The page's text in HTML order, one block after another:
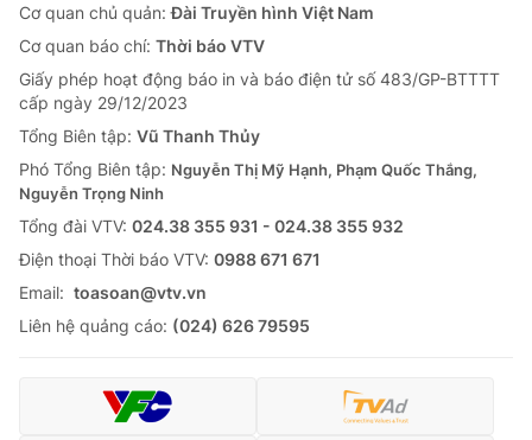
® Cấm sao chép dưới mọi hình thức nếu không có sự chấp
thuận bằng văn bản. Ghi rõ nguồn VTV.vn khi phát hành lại
thông tin từ website này.
Cơ quan chủ quản:Đài Truyền hình Việt Nam
Cơ quan báo chí: Thời báo VTV
Giấy phép hoạt động báo in và báo điện tử số 483/GP-BTTTT
cấp ngày 29/12/2023
Tổng Biên tập: Vũ Thanh Thủy
Phó Tổng Biên tập: Nguyễn Thị Mỹ Hạnh, Phạm Quốc Thắng,
Nguyễn Trọng Ninh
Tổng đài VTV: 024.38 355 931 - 024.38 355 932
Ðiện thoại Thời báo VTV: 0988 671 671
Email: toasoan@vtv.vn
Liên hệ quảng cáo: (024) 626 79595